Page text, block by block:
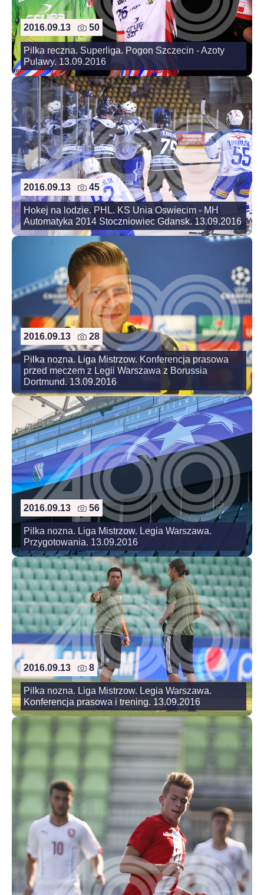
2016.09.13 50
Pilka reczna. Superliga. Pogon Szczecin - Azoty
Pulawy. 13.09.2016
2016.09.13 45
Hokej na lodzie. PHL. KS Unia Oswiecim - MH
Automatyka 2014 Stoczniowiec Gdansk. 13.09.2016
2016.09.13 28
Pilka nozna. Liga Mistrzow. Konferencja prasowa
przed meczem z Legii Warszawa z Borussia
Dortmund. 13.09.2016
2016.09.13 56
Pilka nozna. Liga Mistrzow. Legia Warszawa.
Przygotowania. 13.09.2016
2016.09.13 8
Pilka nozna. Liga Mistrzow. Legia Warszawa.
Konferencja prasowa i trening. 13.09.2016